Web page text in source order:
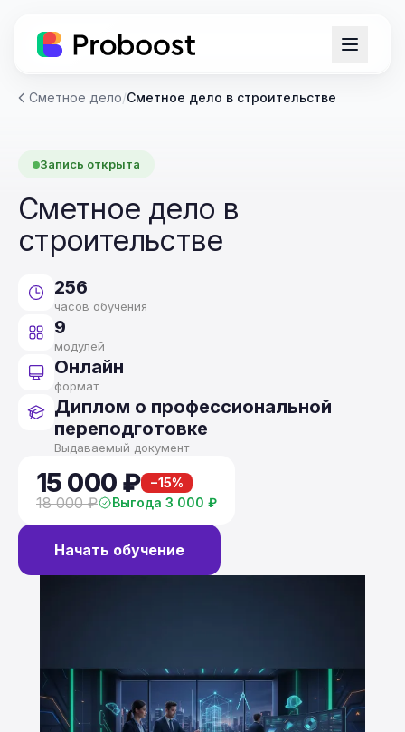
Сметное дело/Сметное дело в строительстве
Запись открыта
Сметное дело в
строительстве
256
часов обучения
9
модулей
Онлайн
формат
Диплом о профессиональной
переподготовке
Выдаваемый документ
15 000 ₽ −15%
18 000 ₽ Выгода 3 000 ₽
Начать обучение